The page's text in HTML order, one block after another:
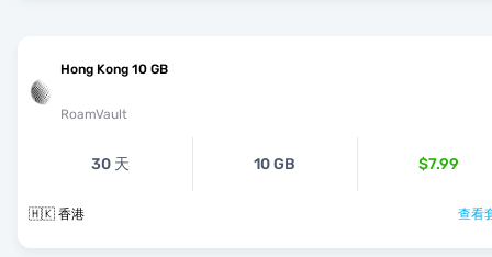
Hong Kong 10 GB
RoamVault
30 天 10 GB $7.99
🇭🇰 香港 查看